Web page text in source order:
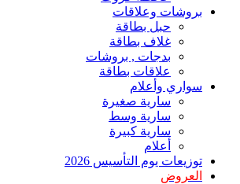
بروشات وعلاقات
حبل بطاقة
غلاف بطاقة
بدجات , بروشات
علاقات بطاقة
سواري وأعلام
سارية صغيرة
سارية وسط
سارية كبيرة
أعلام
توزيعات يوم التأسيس 2026
العروض